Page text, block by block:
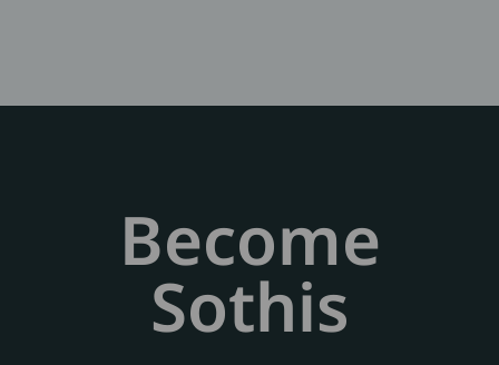
Become
Sothis